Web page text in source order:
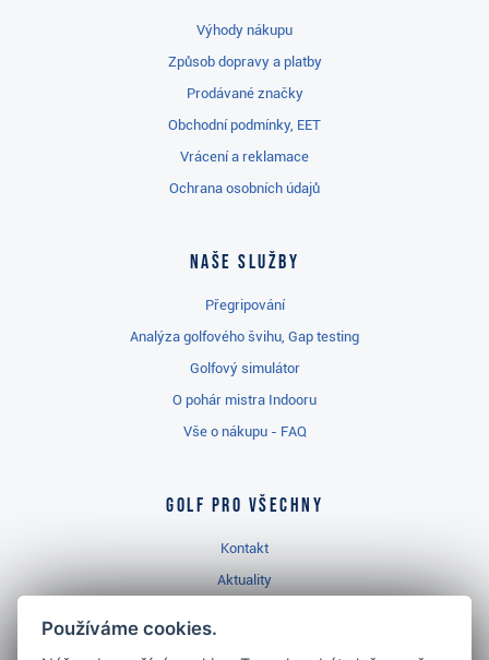
Výhody nákupu
Způsob dopravy a platby
Prodávané značky
Obchodní podmínky, EET
Vrácení a reklamace
Ochrana osobních údajů
Naše služby
Přegripování
Analýza golfového švihu, Gap testing
Golfový simulátor
O pohár mistra Indooru
Vše o nákupu - FAQ
Golf pro všechny
Kontakt
Aktuality
Používáme cookies.